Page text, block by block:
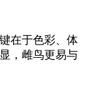
在于色彩、体
，雌鸟更易与